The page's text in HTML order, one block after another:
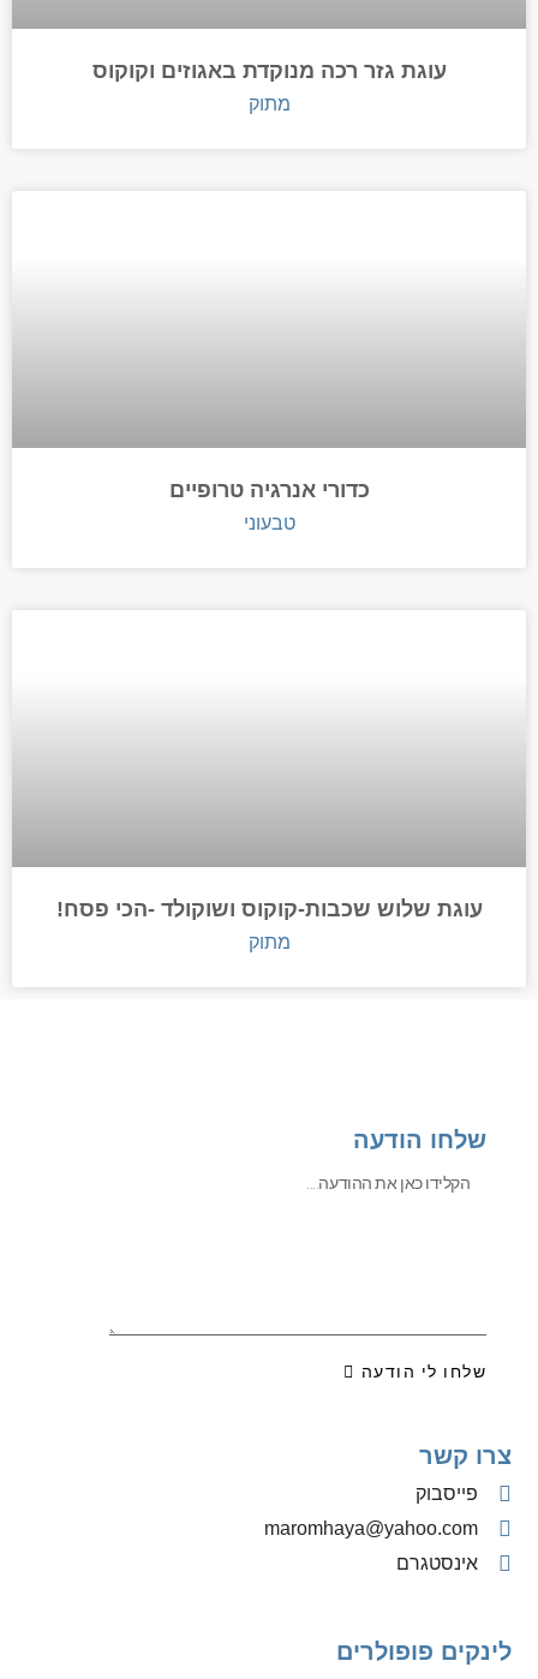
עוגת גזר רכה מנוקדת באגוזים וקוקוס
מתוק
כדורי אנרגיה טרופיים
טבעוני
עוגת שלוש שכבות-קוקוס ושוקולד -הכי פסח!
מתוק
שלחו הודעה
שלחו לי הודעה
צרו קשר
פייסבוק
‫maromhaya@yahoo.com
אינסטגרם
לינקים פופולרים